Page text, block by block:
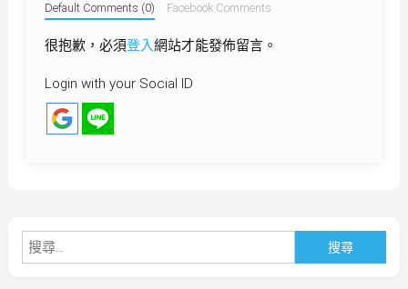
Default Comments (0) Facebook Comments
很抱歉，必須登入網站才能發佈留言。
Login with your Social ID
尋